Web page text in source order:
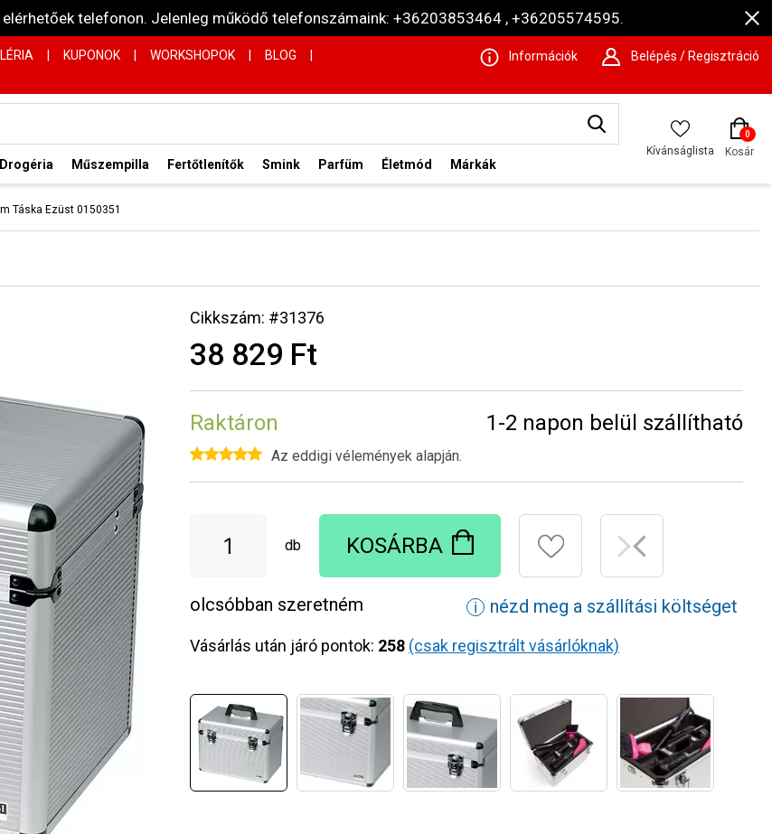
telefonon. Jelenleg működő telefonszámaink: +36203853464 , +36205574595.
KUPONOK WORKSHOPOK BLOG Információk Belépés / Regisztráció
Drogéria Műszempilla Fertőtlenítők Smink Parfüm Életmód Márkák
Kívánságlista
0
Kosár
Táska Ezüst 0150351
Cikkszám: #31376
38 829 Ft
Raktáron 1-2 napon belül szállítható
Az eddigi vélemények alapján.
db KOSÁRBA
olcsóbban szeretném ℹ nézd meg a szállítási költséget
Vásárlás után járó pontok: 258 (csak regisztrált vásárlóknak)